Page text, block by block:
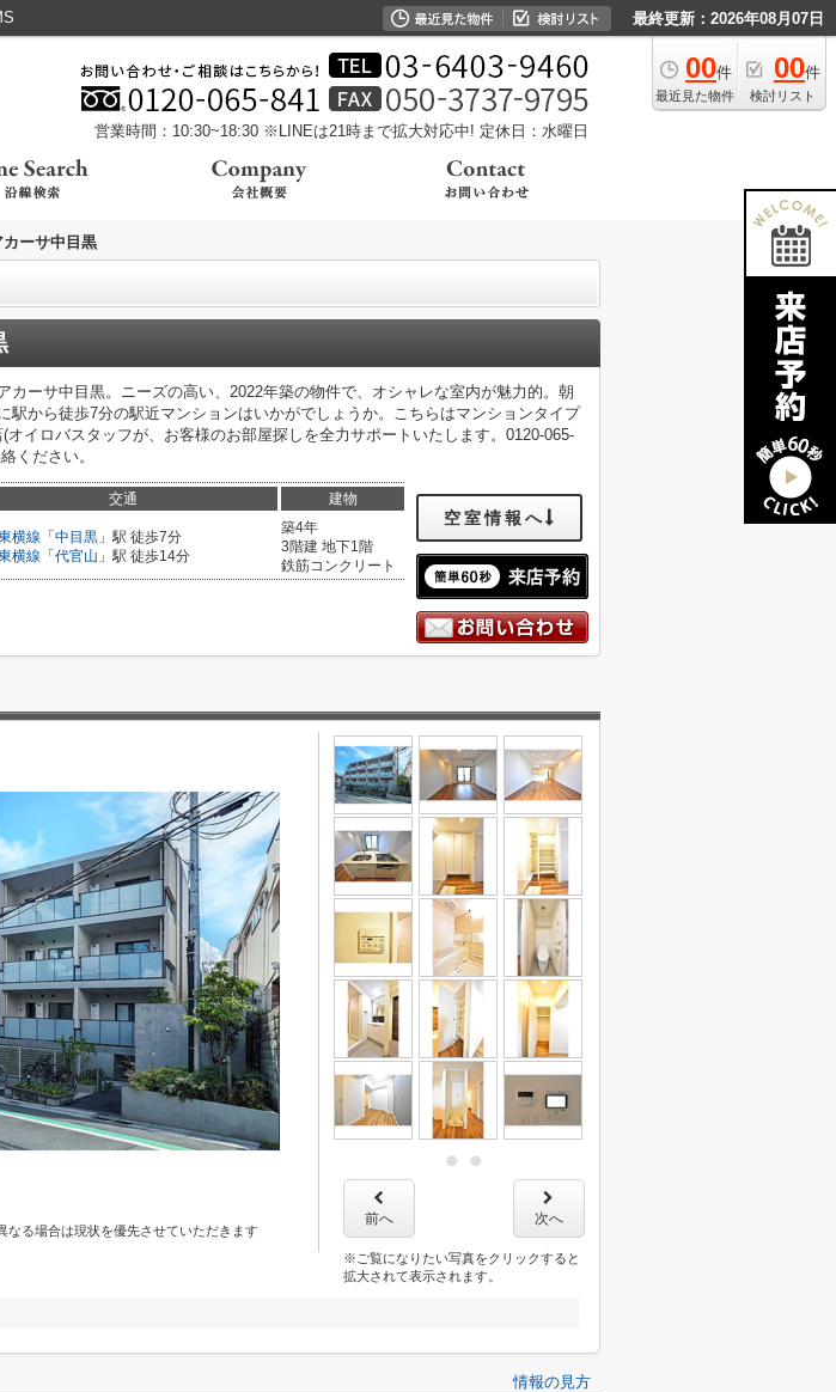
最終更新：2026年08月07日
00件
最近見た物件
00件
検討リスト
営業時間：10:30~18:30 ※LINEは21時まで拡大対応中! 定休日：水曜日
カーサ中目黒
カーサ中目黒。ニーズの高い、2022年築の物件で、オシャレな室内が魅力的。朝
駅から徒歩7分の駅近マンションはいかがでしょうか。こちらはマンションタイプ
オイロバスタッフが、お客様のお部屋探しを全力サポートいたします。0120-065-
ください。
交通 建物
横線 「 中目黒 」駅 徒歩7分
横線 「 代官山 」駅 徒歩14分
築4年
3階建 地下1階
鉄筋コンクリート
空室情報へ
る場合は現状を優先させていただきます
前へ 次へ
※ご覧になりたい写真をクリックすると
拡大されて表示されます。
情報の見方